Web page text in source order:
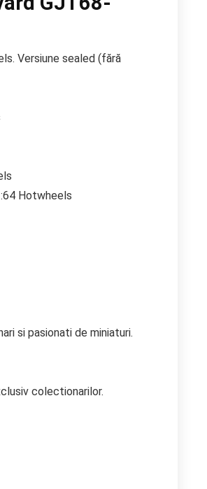
Versiune sealed (fără
Hotwheels
si pasionati de miniaturi.
colectionarilor.